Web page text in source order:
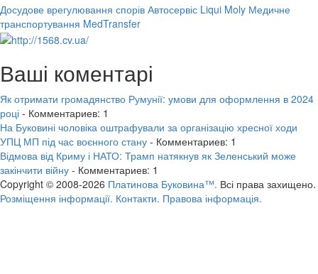
Досудове врегулювання спорів Автосервіс Liqui Moly Медичне
транспортування MedTransfer
Ваші коментарі
Як отримати громадянство Румунії: умови для оформлення в 2024
році - Комментариев: 1
На Буковині чоловіка оштрафували за організацію хресної ходи
УПЦ МП під час воєнного стану - Комментариев: 1
Відмова від Криму і НАТО: Трамп натякнув як Зеленський може
закінчити війну - Комментариев: 1
Copyright © 2008-2026 Платинова Буковина™. Всі права захищено.
Розміщення інформації. Контакти. Правова інформація.